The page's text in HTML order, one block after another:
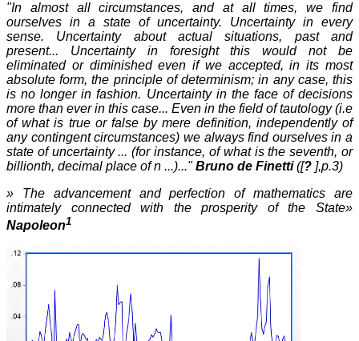
"In almost all circumstances, and at all times, we find
ourselves in a state of uncertainty. Uncertainty in every
sense. Uncertainty about actual situations, past and
present... Uncertainty in foresight this would not be
eliminated or diminished even if we accepted, in its most
absolute form, the principle of determinism; in any case, this
is no longer in fashion. Uncertainty in the face of decisions
more than ever in this case... Even in the field of tautology (i.e
of what is true or false by mere definition, independently of
any contingent circumstances) we always find ourselves in a
state of uncertainty ... (for instance, of what is the seventh, or
billionth, decimal place of n ...)..."Bruno de Finetti([? ],p.3)
» The advancement and perfection of mathematics are
intimately connected with the prosperity of the State»
Napoleon1